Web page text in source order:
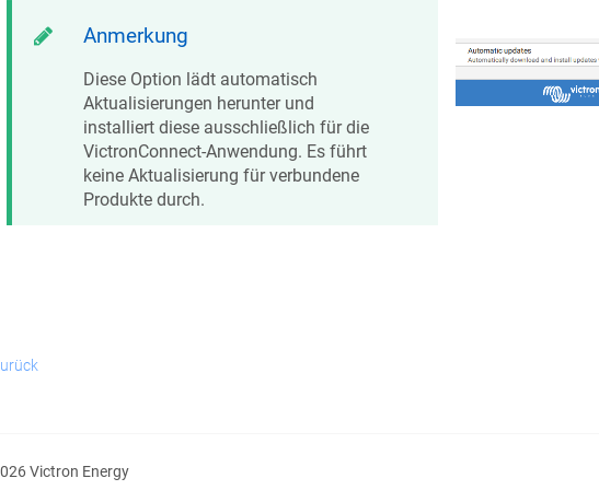
Anmerkung
Diese Option lädt automatisch
Aktualisierungen herunter und
installiert diese ausschließlich für die
VictronConnect-Anwendung. Es führt
keine Aktualisierung für verbundene
Produkte durch.
Victron Energy